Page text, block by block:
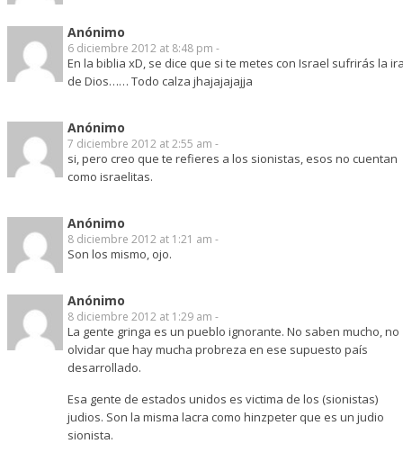
Anónimo
6 diciembre 2012 at 8:48 pm -
En la biblia xD, se dice que si te metes con Israel sufrirás la
de Dios…… Todo calza jhajajajajja
Anónimo
7 diciembre 2012 at 2:55 am -
si, pero creo que te refieres a los sionistas, esos no cuentan
como israelitas.
Anónimo
8 diciembre 2012 at 1:21 am -
Son los mismo, ojo.
Anónimo
8 diciembre 2012 at 1:29 am -
La gente gringa es un pueblo ignorante. No saben mucho, no
olvidar que hay mucha probreza en ese supuesto país
desarrollado.
Esa gente de estados unidos es victima de los (sionistas)
judios. Son la misma lacra como hinzpeter que es un judio
sionista.